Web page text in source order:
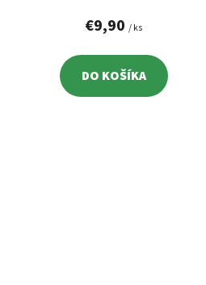
€9,90 / ks
DO KOŠÍKA